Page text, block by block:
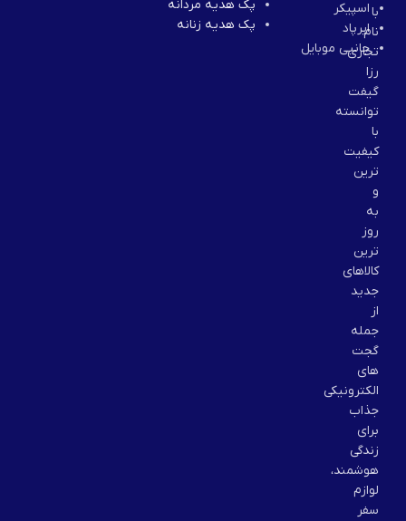
با
نام
تجاری
رزا
گیفت
توانسته
با
کیفیت
ترین
و
به
روز
ترین
کالاهای
جدید
از
جمله
گجت
های
الکترونیکی
جذاب
برای
زندگی
هوشمند،
لوازم
سفر
اسپیکر
ایرپاد
جانبی موبایل
پک هدیه مردانه
پک هدیه زنانه